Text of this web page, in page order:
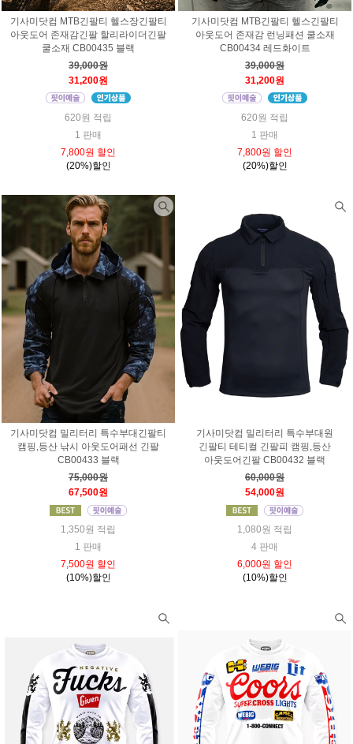
기사미닷컴 MTB긴팔티 헬스장긴팔티
아웃도어 존재감긴팔 할리라이더긴팔
쿨소재 CB00435 블랙
39,000원
31,200원
620원 적립
1 판매
7,800원 할인
(20%)할인
기사미닷컴 MTB긴팔티 헬스긴팔티
아웃도어 존재감 런닝패션 쿨소재
CB00434 레드화이트
39,000원
31,200원
620원 적립
1 판매
7,800원 할인
(20%)할인
기사미닷컴 밀리터리 특수부대긴팔티
캠핑,등산 낚시 아웃도어패선 긴팔
CB00433 블랙
75,000원
67,500원
1,350원 적립
1 판매
7,500원 할인
(10%)할인
기사미닷컴 밀리터리 특수부대원
긴팔티 테티컬 긴팔피 캠핑,등산
아웃도어긴팔 CB00432 블랙
60,000원
54,000원
1,080원 적립
4 판매
6,000원 할인
(10%)할인